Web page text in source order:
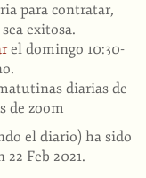
para contratar,
exitosa.
el domingo 10:30-
.
diarias de
de zoom
el diario) ha sido
Feb 2021.